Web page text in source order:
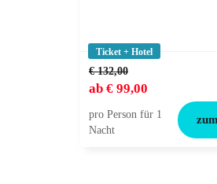
Ticket + Hotel
€ 132,00
ab € 99,00
pro Person für 1
Nacht